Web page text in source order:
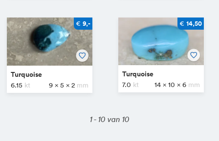
€ 9,-
Turquoise
6.15 9 x 5 x 2
€ 14,50
Turquoise
7.0 14 x 10 x 6
1 - 10 van 10